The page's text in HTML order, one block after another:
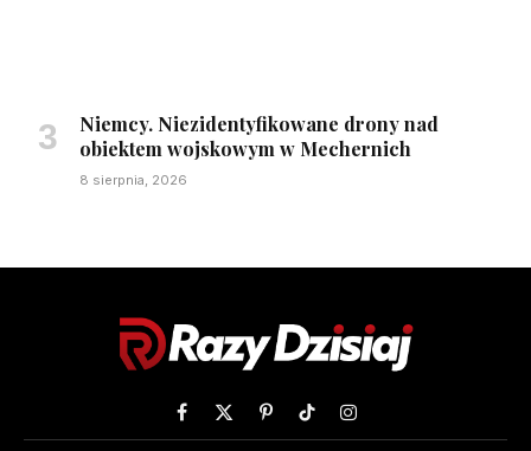
Niemcy. Niezidentyfikowane drony nad
obiektem wojskowym w Mechernich
8 sierpnia, 2026
Facebook
X
PinterestTikTokInstagram